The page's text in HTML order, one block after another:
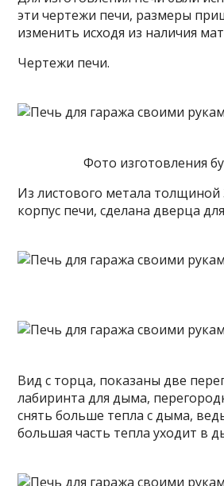
эти чертежи печи, размеры
изменить исходя из наличия
Чертежи печи.
Фото изготовления
Из листового метала толщиной
корпус печи, сделана дверца
Вид с торца, показаны две
лабиринта для дыма,
снять больше тепла с дыма,
большая часть тепла уходит в